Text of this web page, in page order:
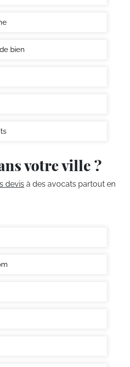
bien
votre ville ?
devis à des avocats partout en